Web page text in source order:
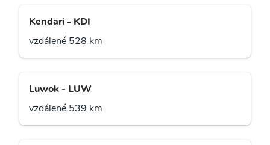
Kendari - KDI
vzdálené 528 km
Luwok - LUW
vzdálené 539 km